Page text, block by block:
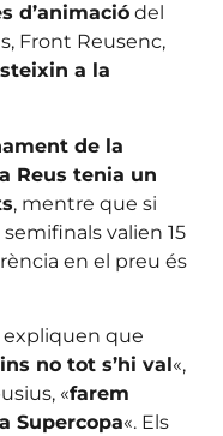
d’animació del
Front Reusenc,
a la
de la
Reus tenia un
, mentre que si
valien 15
en el preu és
expliquen que
no tot s’hi val«,
«farem
Supercopa«. Els